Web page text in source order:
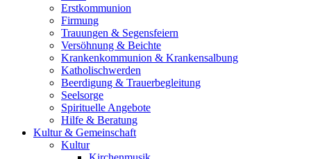
Erstkommunion
Firmung
Trauungen & Segensfeiern
Versöhnung & Beichte
Krankenkommunion & Krankensalbung
Katholischwerden
Beerdigung & Trauerbegleitung
Seelsorge
Spirituelle Angebote
Hilfe & Beratung
Kultur & Gemeinschaft
Kultur